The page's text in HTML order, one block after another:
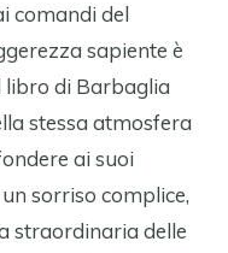
comandi del
sapiente è
libro di Barbaglia
stessa atmosfera
ai suoi
sorriso complice,
straordinaria delle